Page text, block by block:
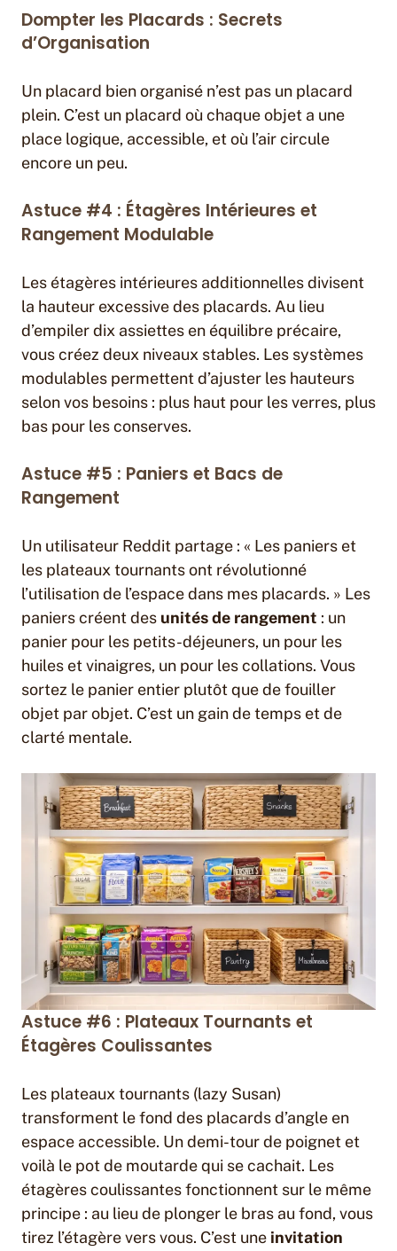
Dompter les Placards : Secrets
d’Organisation
Un placard bien organisé n’est pas un placard
plein. C’est un placard où chaque objet a une
place logique, accessible, et où l’air circule
encore un peu.
Astuce #4 : Étagères Intérieures et
Rangement Modulable
Les étagères intérieures additionnelles divisent
la hauteur excessive des placards. Au lieu
d’empiler dix assiettes en équilibre précaire,
vous créez deux niveaux stables. Les systèmes
modulables permettent d’ajuster les hauteurs
selon vos besoins : plus haut pour les verres, plus
bas pour les conserves.
Astuce #5 : Paniers et Bacs de
Rangement
Un utilisateur Reddit partage : « Les paniers et
les plateaux tournants ont révolutionné
l’utilisation de l’espace dans mes placards. » Les
paniers créent des unités de rangement : un
panier pour les petits-déjeuners, un pour les
huiles et vinaigres, un pour les collations. Vous
sortez le panier entier plutôt que de fouiller
objet par objet. C’est un gain de temps et de
clarté mentale.
Astuce #6 : Plateaux Tournants et
Étagères Coulissantes
Les plateaux tournants (lazy Susan)
transforment le fond des placards d’angle en
espace accessible. Un demi-tour de poignet et
voilà le pot de moutarde qui se cachait. Les
étagères coulissantes fonctionnent sur le même
principe : au lieu de plonger le bras au fond, vous
tirez l’étagère vers vous. C’est une invitation